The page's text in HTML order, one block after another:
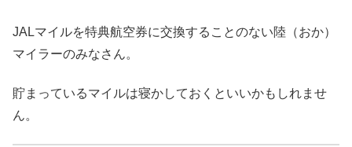
JALマイルを特典航空券に交換することのない陸（おか）
マイラーのみなさん。
貯まっているマイルは寝かしておくといいかもしれませ
ん。